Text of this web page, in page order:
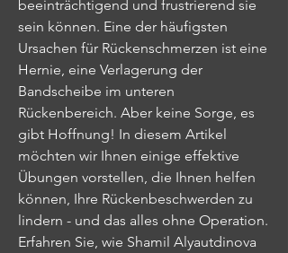
beeinträchtigend und frustrierend sie
sein können. Eine der häufigsten
Ursachen für Rückenschmerzen ist eine
Hernie, eine Verlagerung der
Bandscheibe im unteren
Rückenbereich. Aber keine Sorge, es
gibt Hoffnung! In diesem Artikel
möchten wir Ihnen einige effektive
Übungen vorstellen, die Ihnen helfen
können, Ihre Rückenbeschwerden zu
lindern - und das alles ohne Operation.
Erfahren Sie, wie Shamil Alyautdinova